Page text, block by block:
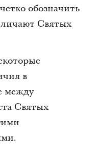
обозначить
Святых
в
между
Святых